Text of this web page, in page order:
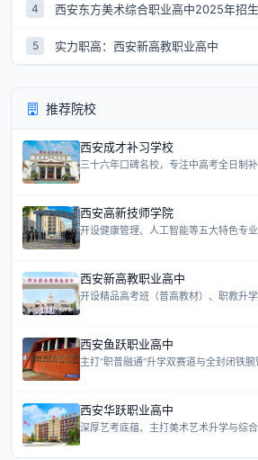
4 西安东方美术综合职业高中2025年招
5 实力职高：西安新高教职业高中
推荐院校
西安成才补习学校
三十六年口碑名校，专注中高考全日制
西安高新技师学院
开设健康管理、人工智能等五大特色专
西安新高教职业高中
开设精品高考班（普高教材）、职教升学
西安鱼跃职业高中
主打“职普融通”升学双赛道与全封闭铁腕
西安华跃职业高中
深厚艺考底蕴、主打美术艺术升学与综合